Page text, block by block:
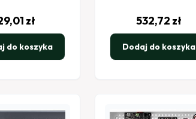
zł
do koszyka
532,72 zł
Dodaj do koszyka